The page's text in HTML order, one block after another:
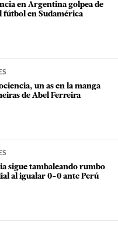
en Argentina golpea de
fútbol en Sudamérica
un as en la manga
de Abel Ferreira
sigue tambaleando rumbo
al igualar 0-0 ante Perú